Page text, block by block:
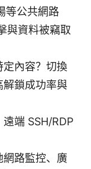
等公共網路
與資料被竊取
定內容？切換
解鎖成功率與
端 SSH/RDP
路監控、廣